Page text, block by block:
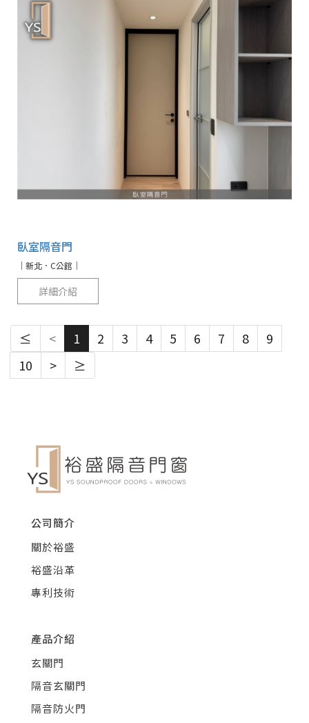
臥室隔音門
｜新北．C公館｜
詳細介紹
≤ < 1 2 3 4 5 6 7 8
9
10
> ≥
公司簡介
關於裕盛
裕盛沿革
專利技術
產品介紹
玄關門
隔音玄關門
隔音防火門